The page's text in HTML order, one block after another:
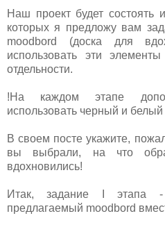
Наш проект будет состоять
которых я предложу вам
moodbord (доска для
использовать эти
отдельности.
!На каждом этапе
использовать черный и белый
В своем посте укажите,
вы выбрали, на что
вдохновились!
Итак, задание I этапа -
предлагаемый moodbord